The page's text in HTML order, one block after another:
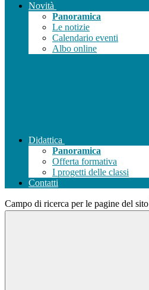
Novità
Panoramica
Le notizie
Calendario eventi
Albo online
Didattica
Panoramica
Offerta formativa
I progetti delle classi
Contatti
Campo di ricerca per le pagine del sito